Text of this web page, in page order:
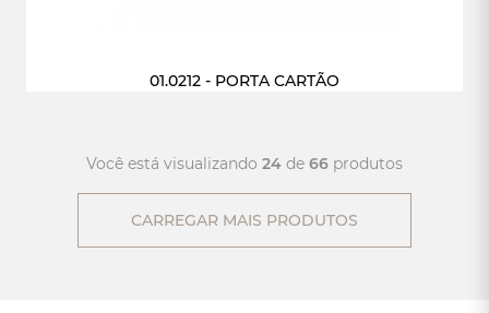
01.0212 - PORTA CARTÃO
Você está visualizando 24 de 66 produtos
CARREGAR MAIS PRODUTOS